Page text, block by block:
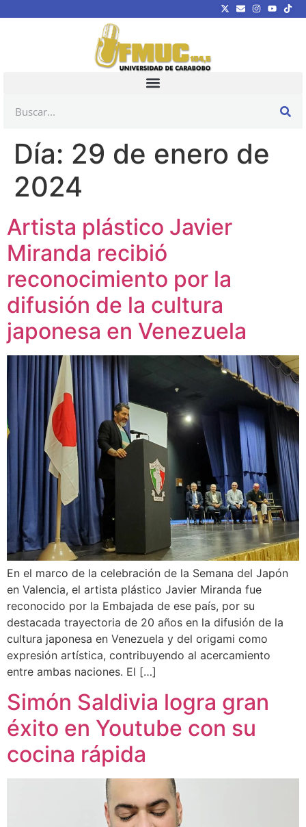
Día: 29 de enero de
2024
Artista plástico Javier
Miranda recibió
reconocimiento por la
difusión de la cultura
japonesa en Venezuela
En el marco de la celebración de la Semana del Japón
en Valencia, el artista plástico Javier Miranda fue
reconocido por la Embajada de ese país, por su
destacada trayectoria de 20 años en la difusión de la
cultura japonesa en Venezuela y del origami como
expresión artística, contribuyendo al acercamiento
entre ambas naciones. El […]
Simón Saldivia logra gran
éxito en Youtube con su
cocina rápida